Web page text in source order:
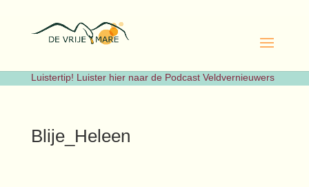
Luistertip! Luister hier naar de Podcast Veldvernieuwers
Blije_Heleen